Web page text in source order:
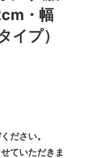
・幅
イプ）
ださい。
ていただきま